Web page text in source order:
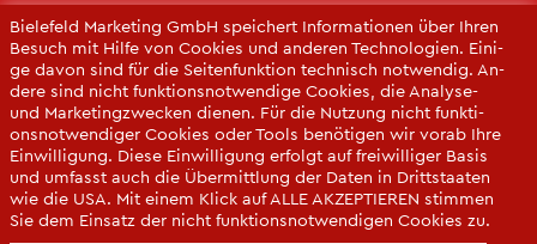
Bie­le­feld Mar­ke­ting GmbH spei­chert In­for­ma­tio­nen über Ihren
Be­such mit Hilfe von Coo­kies und an­de­ren Tech­no­lo­gi­en. Ei­ni­
ge davon sind für die Sei­ten­funk­ti­on tech­nisch not­wen­dig. An­
de­re sind nicht funk­ti­ons­not­wen­di­ge Coo­kies, die Ana­ly­se-
und Mar­ke­ting­zwe­cken die­nen. Für die Nut­zung nicht funk­ti­
ons­not­wen­di­ger Coo­kies oder Tools be­nö­ti­gen wir vorab Ihre
Ein­wil­li­gung. Diese Ein­wil­li­gung er­folgt auf frei­wil­li­ger Basis
und um­fasst auch die Über­mitt­lung der Daten in Dritt­staa­ten
wie die USA. Mit einem Klick auf ALLE AK­ZEP­TIE­REN stim­men
Sie dem Ein­satz der nicht funk­ti­ons­not­wen­di­gen Coo­kies zu.
Jobs
Kon­takt
Ge­schäfts­be­richt
Pres­se
City Bie­le­feld
Bie­le­feld-Gut­schein
Web­cams